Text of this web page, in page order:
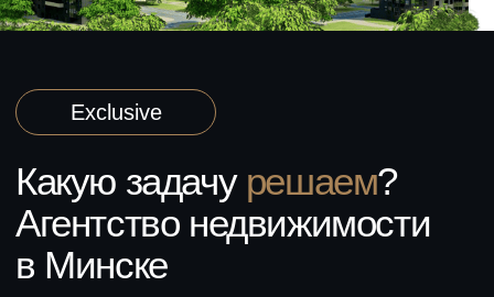
Юрист контролирует каждый этап.
Сдать или снять квартиру
Поиск арендаторов или подбор жилья в
аренду. Договор, акт приёма-передачи,
контроль оплаты.